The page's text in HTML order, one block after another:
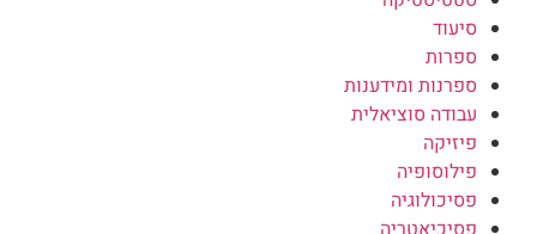
סיעוד
ספרות
ספרנות ומידענות
עבודה סוציאלית
פיזיקה
פילוסופיה
פסיכולוגיה